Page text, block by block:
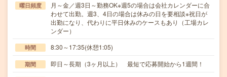
曜日頻度
月～金／週3日～勤務OK※週5の場合は会社カレンダーに合
わせて出勤。週3、4日の場合は休みの日を要相談※祝日が
出勤になり、代わりに平日休みのケースもあり（工場カレ
ンダー）
時間 8:30～17:35(休憩1:05)
期間 即日～長期（3ヶ月以上） 最短で応募開始から1週間！